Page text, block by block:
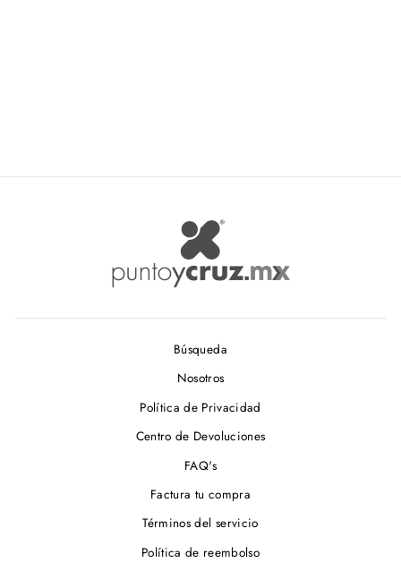
Búsqueda
Nosotros
Política de Privacidad
Centro de Devoluciones
FAQ's
Factura tu compra
Términos del servicio
Política de reembolso